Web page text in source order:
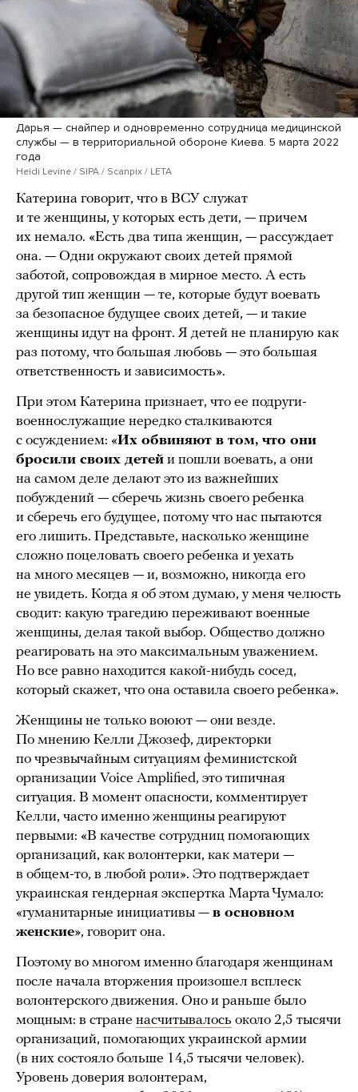
Дарья — снайпер и одновременно сотрудница медицинской
службы — в территориальной обороне Киева. 5 марта 2022
года
Heidi Levine / SIPA / Scanpix / LETA
Катерина говорит, что в ВСУ служат
и те женщины, у которых есть дети, — причем
их немало. «Есть два типа женщин, — рассуждает
она. — Одни окружают своих детей прямой
заботой, сопровождая в мирное место. А есть
другой тип женщин — те, которые будут воевать
за безопасное будущее своих детей, — и такие
женщины идут на фронт. Я детей не планирую как
раз потому, что большая любовь — это большая
ответственность и зависимость».
При этом Катерина признает, что ее подруги-
военнослужащие нередко сталкиваются
с осуждением: «Их обвиняют в том, что они
бросили своих детей и пошли воевать, а они
на самом деле делают это из важнейших
побуждений — сберечь жизнь своего ребенка
и сберечь его будущее, потому что нас пытаются
его лишить. Представьте, насколько женщине
сложно поцеловать своего ребенка и уехать
на много месяцев — и, возможно, никогда его
не увидеть. Когда я об этом думаю, у меня челюсть
сводит: какую трагедию переживают военные
женщины, делая такой выбор. Общество должно
реагировать на это максимальным уважением.
Но все равно находится какой-нибудь сосед,
который скажет, что она оставила своего ребенка».
Женщины не только воюют — они везде.
По мнению Келли Джозеф, директорки
по чрезвычайным ситуациям феминистской
организации Voice Amplified, это типичная
ситуация. В момент опасности, комментирует
Келли, часто именно женщины реагируют
первыми: «В качестве сотрудниц помогающих
организаций, как волонтерки, как матери —
в общем-то, в любой роли». Это подтверждает
украинская гендерная экспертка Марта Чумало:
«гуманитарные инициативы — в основном
женские», говорит она.
Поэтому во многом именно благодаря женщинам
после начала вторжения произошел всплеск
волонтерского движения. Оно и раньше было
мощным: в стране насчитывалось около 2,5 тысячи
организаций, помогающих украинской армии
(в них состояло больше 14,5 тысячи человек).
Уровень доверия волонтерам,